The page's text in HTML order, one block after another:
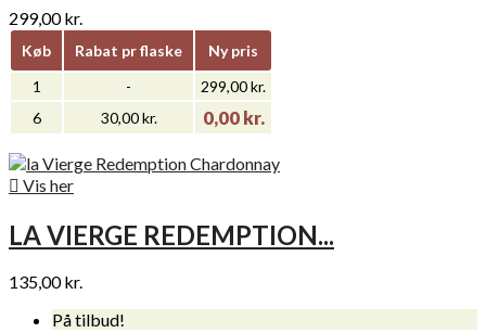
299,00 kr.
Køb Rabat pr flaske
Ny pris
1
-
299,00 kr.
6
30,00 kr. 0,00 kr.
 Vis her
LA VIERGE REDEMPTION...
135,00 kr.
På tilbud!